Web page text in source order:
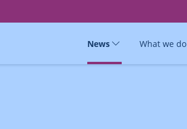
News What we do